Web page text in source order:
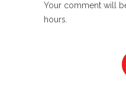
Your comment will
hours.